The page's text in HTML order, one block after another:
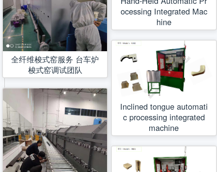
全纤维梭式窑服务 台车炉
梭式窑调试团队
ocessing Integrated Mac
hine
Inclined tongue automati
c processing integrated
machine